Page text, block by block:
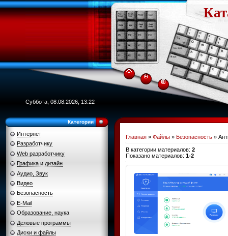
Суббота, 08.08.2026, 13:22
Категории
Интернет
Разработчику
Web разработчику
Графика и дизайн
Аудио, Звук
Видео
Безопасность
E-Mail
Образование, наука
Деловые программы
Диски и файлы
Главная » Файлы » Безопасность »
В категории материалов: 2
Показано материалов: 1-2